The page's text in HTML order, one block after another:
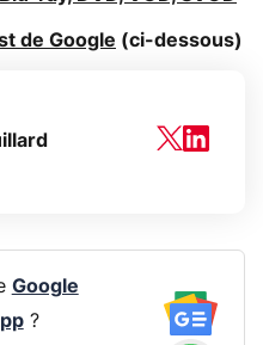
de Google (ci-dessous)
Google
?